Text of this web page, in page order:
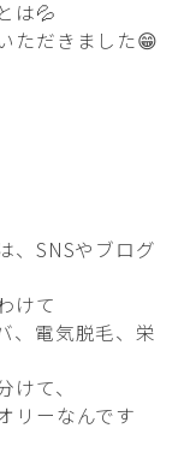
は💦
ただきました😁
、SNSやブログ
けて
電気脱毛、 栄
けて、
リーなんです